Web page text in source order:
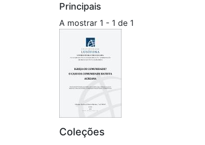
Principais
A mostrar 1 - 1 de 1
Coleções